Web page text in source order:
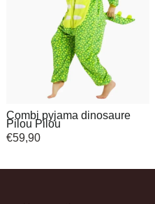
Combi pyjama dinosaure
Pilou Pilou
€59,90